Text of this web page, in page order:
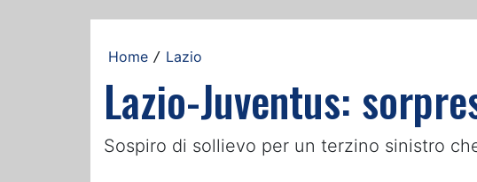
Home / Lazio
Lazio-Juventus:
Sospiro di sollievo per un terzino sinistro